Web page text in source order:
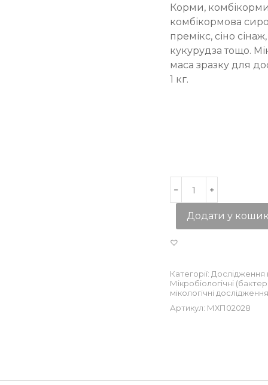
Корми,
комбікормова
премікс, сіно
кукурудза тощо.
маса зразку для
1 кг.
Додати у
Категорії: Дослідження
Мікробіологічні
мікологічні дослідження
Артикул: МХП02028